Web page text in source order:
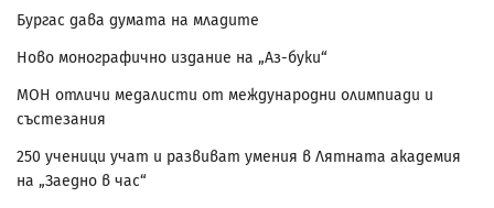
Бургас дава думата на младите
Ново монографично издание на „Аз-буки“
МОН отличи медалисти от международни олимпиади и
състезания
250 ученици учат и развиват умения в Лятната академия
на „Заедно в час“